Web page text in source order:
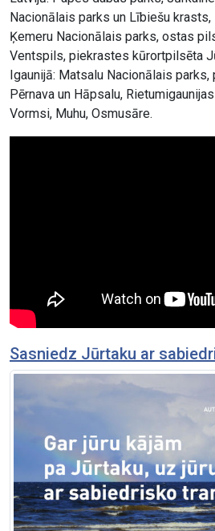
Nacionālais parks un Lībiešu krasts,
Ķemeru Nacionālais parks, ostas
Ventspils, piekrastes kūrortpilsēta
Igaunijā: Matsalu Nacionālais
Pērnava un Hāpsalu,
Vormsi, Muhu, Osmusāre.
Sasniedz Jūrtaku ar